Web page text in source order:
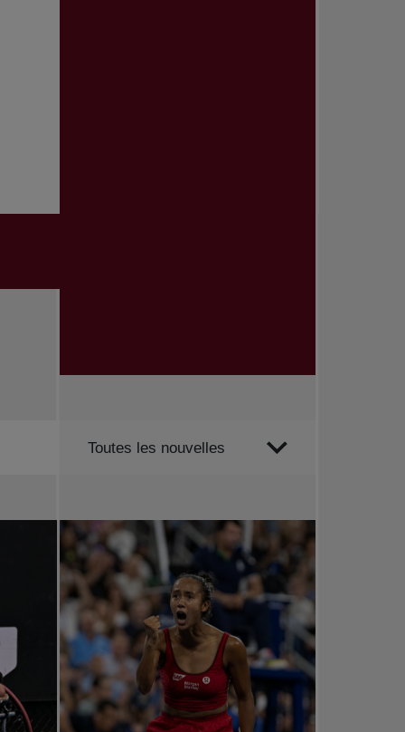
Trier par
Toutes les nouvelles
Tennis professionnel
Redéfinir le jeu
Tournois nationaux